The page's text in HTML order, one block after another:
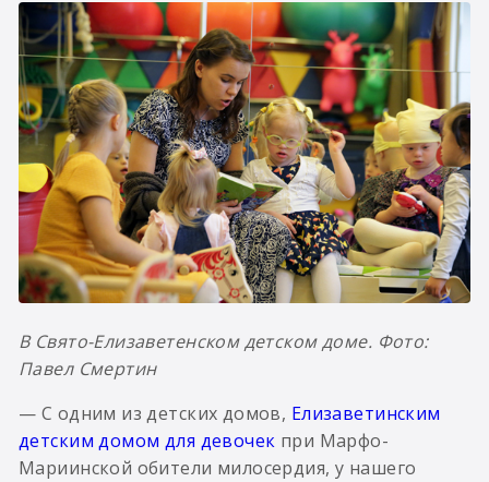
В Свято-Елизаветенском детском доме. Фото:
Павел Смертин
— С одним из детских домов, Елизаветинским
детским домом для девочек при Марфо-
Мариинской обители милосердия, у нашего